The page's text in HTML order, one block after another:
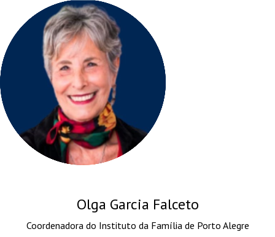
Olga Garcia Falceto
Coordenadora do Instituto da Família de Porto Alegre